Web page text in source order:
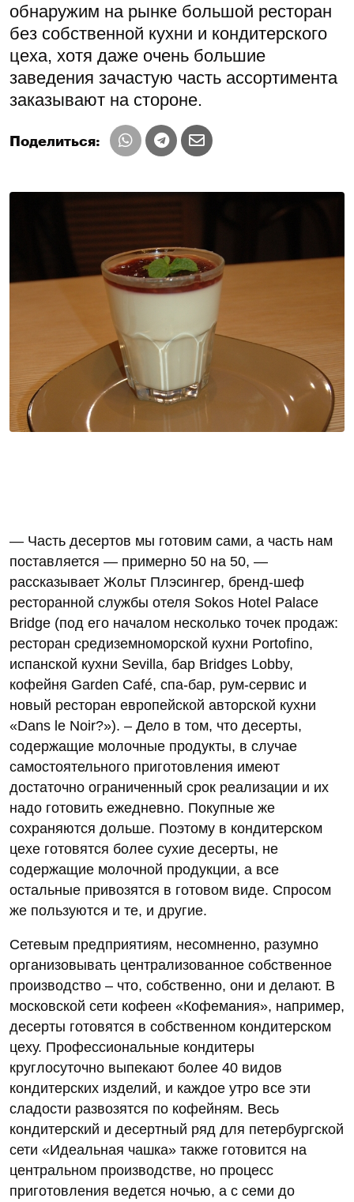
обнаружим на рынке большой ресторан
без собственной кухни и кондитерского
цеха, хотя даже очень большие
заведения зачастую часть ассортимента
заказывают на стороне.
Поделиться:
— Часть десертов мы готовим сами, а часть нам
поставляется — примерно 50 на 50, —
рассказывает Жольт Плэсингер, бренд-шеф
ресторанной службы отеля Sokos Hotel Palace
Bridge (под его началом несколько точек продаж:
ресторан средиземноморской кухни Portofino,
испанской кухни Sevilla, бар Bridges Lobby,
кофейня Garden Café, спа-бар, рум-сервис и
новый ресторан европейской авторской кухни
«Dans le Noir?»). – Дело в том, что десерты,
содержащие молочные продукты, в случае
самостоятельного приготовления имеют
достаточно ограниченный срок реализации и их
надо готовить ежедневно. Покупные же
сохраняются дольше. Поэтому в кондитерском
цехе готовятся более сухие десерты, не
содержащие молочной продукции, а все
остальные привозятся в готовом виде. Спросом
же пользуются и те, и другие.
Сетевым предприятиям, несомненно, разумно
организовывать централизованное собственное
производство – что, собственно, они и делают. В
московской сети кофеен «Кофемания», например,
десерты готовятся в собственном кондитерском
цеху. Профессиональные кондитеры
круглосуточно выпекают более 40 видов
кондитерских изделий, и каждое утро все эти
сладости развозятся по кофейням. Весь
кондитерский и десертный ряд для петербургской
сети «Идеальная чашка» также готовится на
центральном производстве, но процесс
приготовления ведется ночью, а с семи до